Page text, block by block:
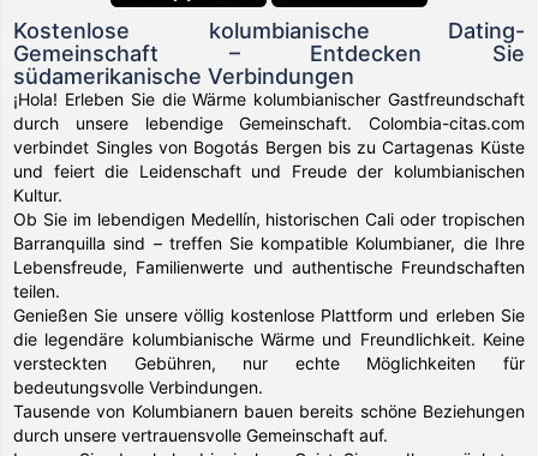
Kostenlose kolumbianische Dating-
Gemeinschaft – Entdecken Sie
südamerikanische Verbindungen
¡Hola! Erleben Sie die Wärme kolumbianischer Gastfreundschaft
durch unsere lebendige Gemeinschaft. Colombia-citas.com
verbindet Singles von Bogotás Bergen bis zu Cartagenas Küste
und feiert die Leidenschaft und Freude der kolumbianischen
Kultur.
Ob Sie im lebendigen Medellín, historischen Cali oder tropischen
Barranquilla sind – treffen Sie kompatible Kolumbianer, die Ihre
Lebensfreude, Familienwerte und authentische Freundschaften
teilen.
Genießen Sie unsere völlig kostenlose Plattform und erleben Sie
die legendäre kolumbianische Wärme und Freundlichkeit. Keine
versteckten Gebühren, nur echte Möglichkeiten für
bedeutungsvolle Verbindungen.
Tausende von Kolumbianern bauen bereits schöne Beziehungen
durch unsere vertrauensvolle Gemeinschaft auf.